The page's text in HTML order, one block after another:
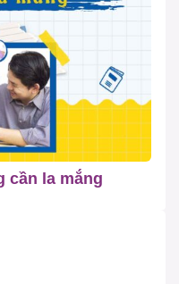
cần la mắng